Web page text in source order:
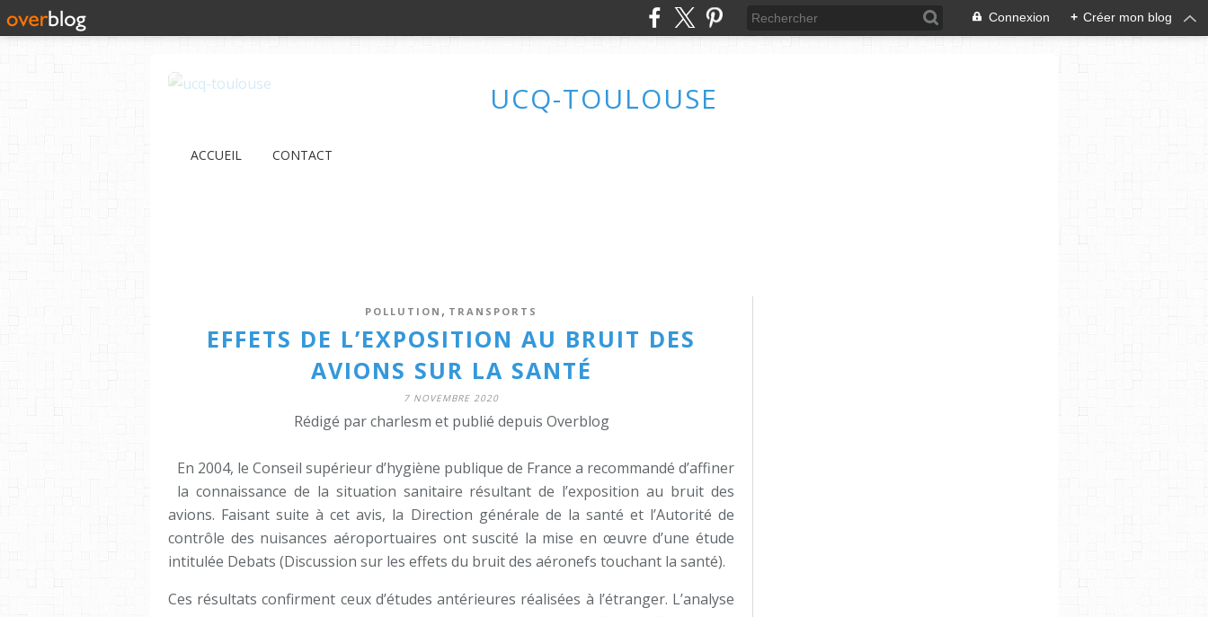
Connexion + Créer mon blog
UCQ-TOULOUSE
ACCUEIL CONTACT
POLLUTION , TRANSPORTS
EFFETS DE L’EXPOSITION AU BRUIT DES
AVIONS SUR LA SANTÉ
7 NOVEMBRE 2020
Rédigé par charlesm et publié depuis Overblog
En 2004, le Conseil supérieur d’hygiène publique de France a recommandé d’affiner
la connaissance de la situation sanitaire résultant de l’exposition au bruit des
avions. Faisant suite à cet avis, la Direction générale de la santé et l’Autorité de
contrôle des nuisances aéroportuaires ont suscité la mise en œuvre d’une étude
intitulée Debats (Discussion sur les effets du bruit des aéronefs touchant la santé).
Ces résultats confirment ceux d’études antérieures réalisées à l’étranger. L’analyse